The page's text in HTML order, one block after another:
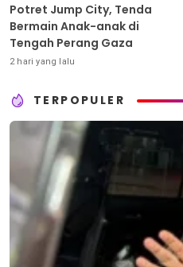
Potret Jump City, Tenda
Bermain Anak-anak di
Tengah Perang Gaza
2 hari yang lalu
TERPOPULER